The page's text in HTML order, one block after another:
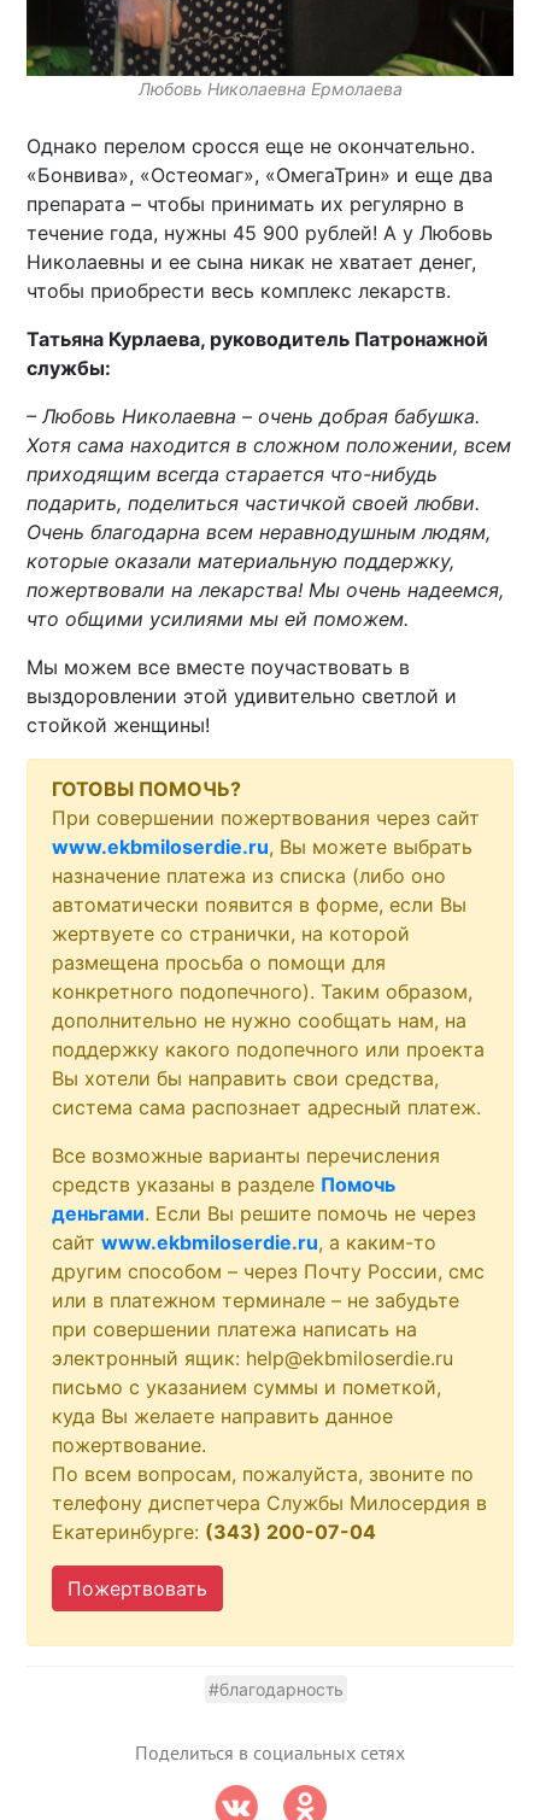
Любовь Николаевна Ермолаева
Однако перелом сросся еще не окончательно.
«Бонвива», «Остеомаг», «ОмегаТрин» и еще два
препарата – чтобы принимать их регулярно в
течение года, нужны 45 900 рублей! А у Любовь
Николаевны и ее сына никак не хватает денег,
чтобы приобрести весь комплекс лекарств.
Татьяна Курлаева, руководитель Патронажной
службы:
– Любовь Николаевна – очень добрая бабушка.
Хотя сама находится в сложном положении, всем
приходящим всегда старается что-нибудь
подарить, поделиться частичкой своей любви.
Очень благодарна всем неравнодушным людям,
которые оказали материальную поддержку,
пожертвовали на лекарства! Мы очень надеемся,
что общими усилиями мы ей поможем.
Мы можем все вместе поучаствовать в
выздоровлении этой удивительно светлой и
стойкой женщины!
ГОТОВЫ ПОМОЧЬ?
При совершении пожертвования через сайт
www.ekbmiloserdie.ru, Вы можете выбрать
назначение платежа из списка (либо оно
автоматически появится в форме, если Вы
жертвуете со странички, на которой
размещена просьба о помощи для
конкретного подопечного). Таким образом,
дополнительно не нужно сообщать нам, на
поддержку какого подопечного или проекта
Вы хотели бы направить свои средства,
система сама распознает адресный платеж.
Все возможные варианты перечисления
средств указаны в разделе Помочь
деньгами. Если Вы решите помочь не через
сайтwww.ekbmiloserdie.ru, а каким-то
другим способом – через Почту России, смс
или в платежном терминале – не забудьте
при совершении платежа написать на
электронный ящик: help@ekbmiloserdie.ru
письмо с указанием суммы и пометкой,
куда Вы желаете направить данное
пожертвование.
По всем вопросам, пожалуйста, звоните по
телефону диспетчера Службы Милосердия в
Екатеринбурге: (343) 200-07-04
Пожертвовать
#благодарность
Поделиться в социальных сетях